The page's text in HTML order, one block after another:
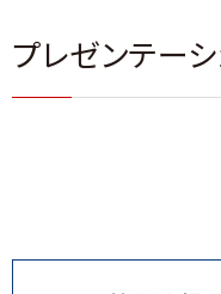
プレゼンテー